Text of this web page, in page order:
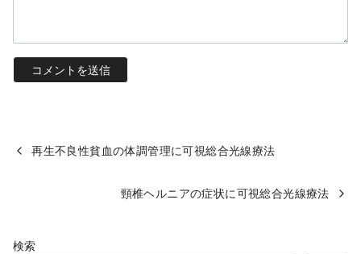
再生不良性貧血の体調管理に可視総合光線療法
頸椎ヘルニアの症状に可視総合光線療法
検索